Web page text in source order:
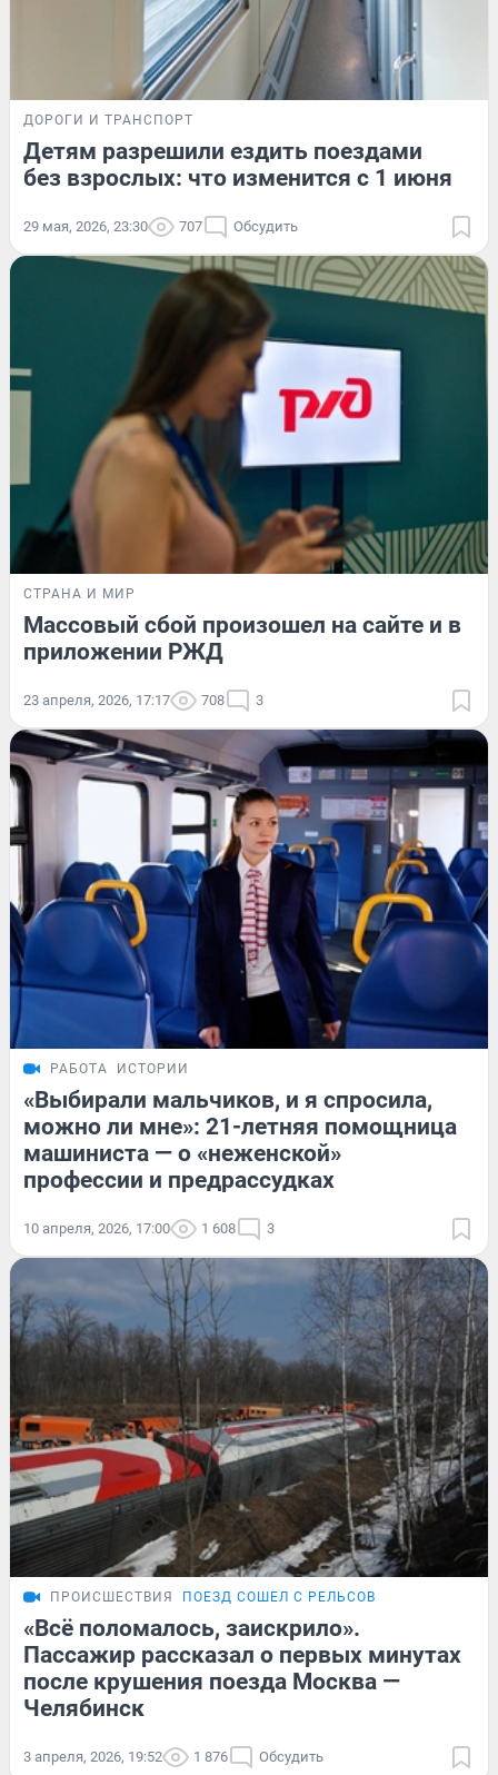
ДОРОГИ И ТРАНСПОРТ
Детям разрешили ездить поездами
без взрослых: что изменится с 1 июня
29 мая, 2026, 23:30 707 Обсудить
СТРАНА И МИР
Массовый сбой произошел на сайте и в
приложении РЖД
23 апреля, 2026, 17:17 708 3
РАБОТА ИСТОРИИ
«Выбирали мальчиков, и я спросила,
можно ли мне»: 21-летняя помощница
машиниста — о «неженской»
профессии и предрассудках
10 апреля, 2026, 17:00 1 608 3
ПРОИСШЕСТВИЯ ПОЕЗД СОШЕЛ С РЕЛЬСОВ
«Всё поломалось, заискрило».
Пассажир рассказал о первых минутах
после крушения поезда Москва —
Челябинск
3 апреля, 2026, 19:52 1 876 Обсудить